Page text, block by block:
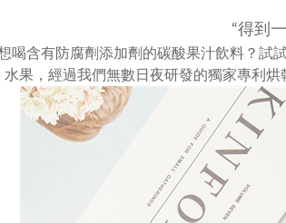
“得到
喝含有防腐劑添加劑的碳酸果汁飲料？試
水果， 經過我們無數日夜研發的獨家專利烘